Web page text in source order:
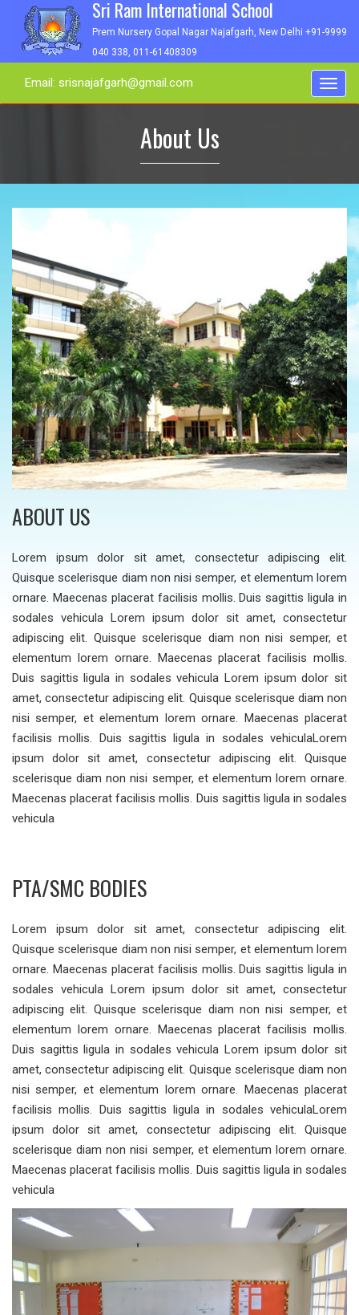
Sri Ram International School
Prem Nursery Gopal Nagar Najafgarh, New Delhi +91-9999
040 338, 011-61408309
Email: srisnajafgarh@gmail.com
About Us
ABOUT US
Lorem ipsum dolor sit amet, consectetur adipiscing elit.
Quisque scelerisque diam non nisi semper, et elementum lorem
ornare. Maecenas placerat facilisis mollis. Duis sagittis ligula in
sodales vehicula Lorem ipsum dolor sit amet, consectetur
adipiscing elit. Quisque scelerisque diam non nisi semper, et
elementum lorem ornare. Maecenas placerat facilisis mollis.
Duis sagittis ligula in sodales vehicula Lorem ipsum dolor sit
amet, consectetur adipiscing elit. Quisque scelerisque diam non
nisi semper, et elementum lorem ornare. Maecenas placerat
facilisis mollis. Duis sagittis ligula in sodales vehiculaLorem
ipsum dolor sit amet, consectetur adipiscing elit. Quisque
scelerisque diam non nisi semper, et elementum lorem ornare.
Maecenas placerat facilisis mollis. Duis sagittis ligula in sodales
vehicula
PTA/SMC BODIES
Lorem ipsum dolor sit amet, consectetur adipiscing elit.
Quisque scelerisque diam non nisi semper, et elementum lorem
ornare. Maecenas placerat facilisis mollis. Duis sagittis ligula in
sodales vehicula Lorem ipsum dolor sit amet, consectetur
adipiscing elit. Quisque scelerisque diam non nisi semper, et
elementum lorem ornare. Maecenas placerat facilisis mollis.
Duis sagittis ligula in sodales vehicula Lorem ipsum dolor sit
amet, consectetur adipiscing elit. Quisque scelerisque diam non
nisi semper, et elementum lorem ornare. Maecenas placerat
facilisis mollis. Duis sagittis ligula in sodales vehiculaLorem
ipsum dolor sit amet, consectetur adipiscing elit. Quisque
scelerisque diam non nisi semper, et elementum lorem ornare.
Maecenas placerat facilisis mollis. Duis sagittis ligula in sodales
vehicula